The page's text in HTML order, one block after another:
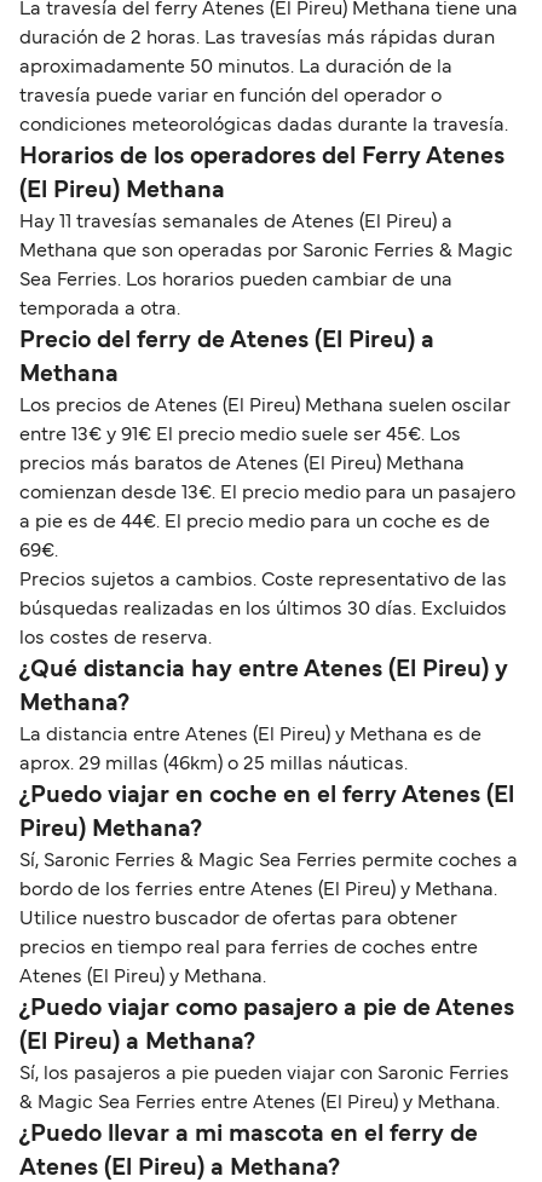
La travesía del ferry Atenes (El Pireu) Methana tiene una
duración de 2 horas. Las travesías más rápidas duran
aproximadamente 50 minutos. La duración de la
travesía puede variar en función del operador o
condiciones meteorológicas dadas durante la travesía.
Horarios de los operadores del Ferry Atenes
(El Pireu) Methana
Hay 11 travesías semanales de Atenes (El Pireu) a
Methana que son operadas por Saronic Ferries & Magic
Sea Ferries. Los horarios pueden cambiar de una
temporada a otra.
Precio del ferry de Atenes (El Pireu) a
Methana
Los precios de Atenes (El Pireu) Methana suelen oscilar
entre 13€ y 91€ El precio medio suele ser 45€. Los
precios más baratos de Atenes (El Pireu) Methana
comienzan desde 13€. El precio medio para un pasajero
a pie es de 44€. El precio medio para un coche es de
69€.
Precios sujetos a cambios. Coste representativo de las
búsquedas realizadas en los últimos 30 días. Excluidos
los costes de reserva.
¿Qué distancia hay entre Atenes (El Pireu) y
Methana?
La distancia entre Atenes (El Pireu) y Methana es de
aprox. 29 millas (46km) o 25 millas náuticas.
¿Puedo viajar en coche en el ferry Atenes (El
Pireu) Methana?
Sí, Saronic Ferries & Magic Sea Ferries permite coches a
bordo de los ferries entre Atenes (El Pireu) y Methana.
Utilice nuestro buscador de ofertas para obtener
precios en tiempo real para ferries de coches entre
Atenes (El Pireu) y Methana.
¿Puedo viajar como pasajero a pie de Atenes
(El Pireu) a Methana?
Sí, los pasajeros a pie pueden viajar con Saronic Ferries
& Magic Sea Ferries entre Atenes (El Pireu) y Methana.
¿Puedo llevar a mi mascota en el ferry de
Atenes (El Pireu) a Methana?